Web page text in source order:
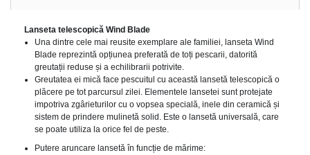
Lanseta telescopică Wind Blade
Una dintre cele mai reusite exemplare ale familiei, lanseta Wind
Blade reprezintă opțiunea preferată de toți pescarii, datorită
greutații reduse și a echilibrarii potrivite.
Greutatea ei mică face pescuitul cu această lansetă telescopică o
plăcere pe tot parcursul zilei. Elementele lansetei sunt protejate
impotriva zgârieturilor cu o vopsea specială, inele din ceramică și
sistem de prindere mulinetă solid. Este o lansetă universală, care
se poate utiliza la orice fel de peste.
Putere aruncare lansetă în funcție de mărime: